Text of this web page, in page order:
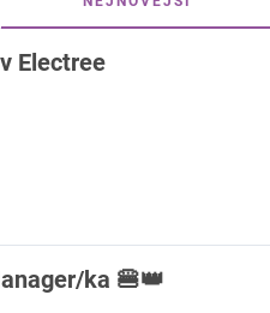
Electree
ka 🍔👑